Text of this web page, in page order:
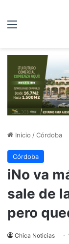
Menú
Inicio /Córdoba
Córdoba
iNo va
sale de
pero
Chica Noticias